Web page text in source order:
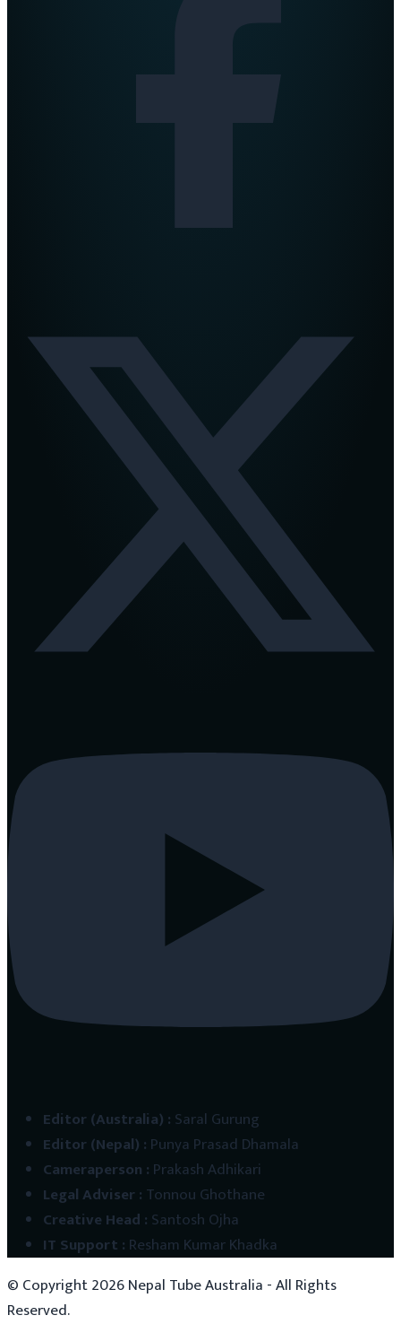
Editor (Australia) : Saral Gurung
Editor (Nepal) : Punya Prasad Dhamala
Cameraperson : Prakash Adhikari
Legal Adviser: Tonnou Ghothane
Creative Head : Santosh Ojha
IT Support : Resham Kumar Khadka
© Copyright2026Nepal Tube Australia - All Rights
Reserved.